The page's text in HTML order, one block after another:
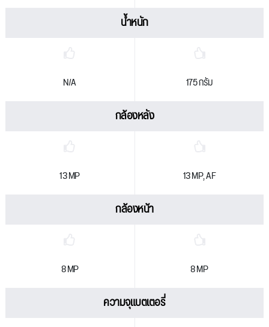
น้ำหนัก
N/A 175 กรัม
กล้องหลัง
13 MP 13 MP, AF
กล้องหน้า
8 MP 8 MP
ความจุแบตเตอรี่